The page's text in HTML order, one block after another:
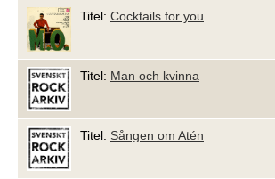
Titel: Cocktails for you
Titel: Man och kvinna
Titel: Sången om Atén